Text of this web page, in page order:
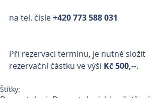
na tel. čísle +420 773 588 031
Při rezervaci termínu, je nutné složit
rezervační částku ve výši Kč 500,--.
Štítky:
Dermatologie Dermatologická vyšetření